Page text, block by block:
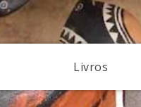
Livros